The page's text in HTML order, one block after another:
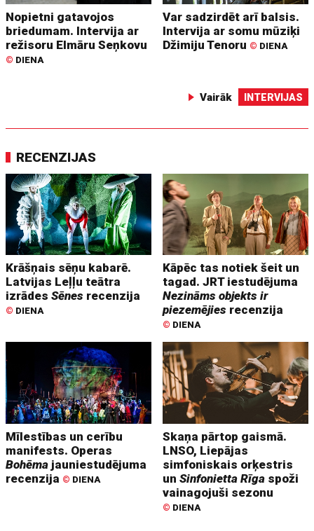
Nopietni gatavojos
briedumam. Intervija ar
režisoru Elmāru Seņkovu
© DIENA
Var sadzirdēt arī balsis.
Intervija ar somu mūziķi
Džimiju Tenoru © DIENA
Vairāk INTERVIJAS
RECENZIJAS
Krāšņais sēņu kabarē.
Latvijas Leļļu teātra
izrādesSēnes recenzija
© DIENA
Kāpēc tas notiek šeit un
tagad. JRT iestudējuma
Nezināms objekts ir
piezemējies recenzija
© DIENA
Mīlestības un cerību
manifests. Operas
Bohēma jauniestudējuma
recenzija © DIENA
Skaņa pārtop gaismā.
LNSO, Liepājas
simfoniskais orķestris
unSinfonietta Rīga spoži
vainagojuši sezonu
© DIENA